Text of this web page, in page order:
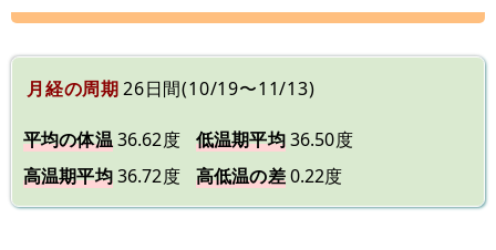
月経の周期26日間(10/19〜11/13)
平均の体温36.62度 低温期平均36.50度
高温期平均36.72度 高低温の差0.22度